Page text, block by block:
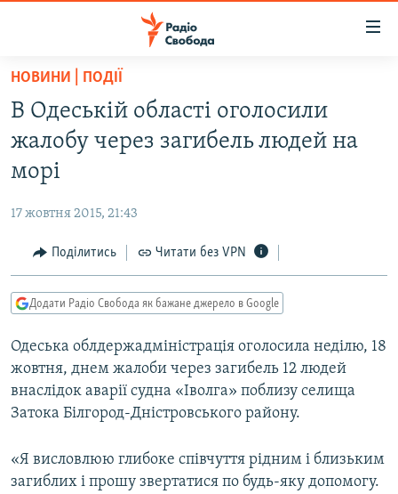
Перейти
основного
матеріалу
Перейти
до
основної
Перейти
до
пошуку
РАДІО СВОБОДА – 70 РОКІВ
ВСЕ ЗА ДОБУ
СТАТТІ
СУСПІЛЬСТВО
УКРАЇНА
СВІТ
РОСІЙСЬКА «ФІЛЬТРАЦІЯ»
ДОНБАС.РЕАЛІЇ
ТИ ЯК?
СХЕМИ
КИТАЙ.ВИКЛИКИ
МУЛЬТИМЕДІА
СПЕЦПРОЄКТИ
НОВИНИ | ПОДІЇ
В Одеській області оголосили
жалобу через загибель людей на
морі
17 жовтня 2015, 21:43
Поділитись Читати без VPN
Додати Радіо Свобода як бажане джерело в Google
Одеська облдержадміністрація оголосила неділю, 18
жовтня, днем жалоби через загибель 12 людей
внаслідок аварії судна «Іволга» поблизу селища
Затока Білгород-Дністровського району.
«Я висловлюю глибоке співчуття рідним і близьким
загиблих і прошу звертатися по будь-яку допомогу.